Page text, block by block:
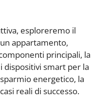
esploreremo il
appartamento,
principali, la
dispositivi smart per la
energetico, la
reali di successo.